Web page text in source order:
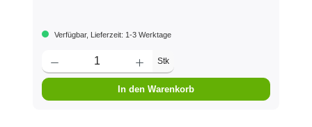
Verfügbar, Lieferzeit: 1-3 Werktage
Stk
In den Warenkorb